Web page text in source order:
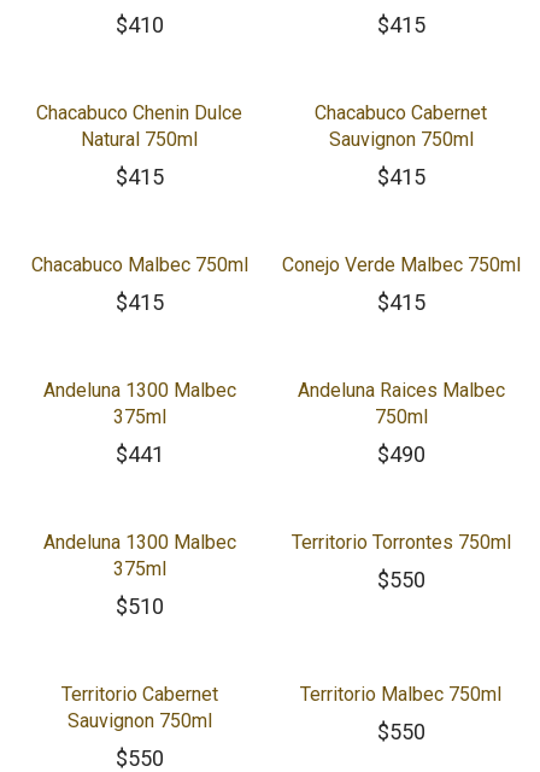
$410 $415
Chacabuco Chenin Dulce
Natural 750ml
$415
Chacabuco Cabernet
Sauvignon 750ml
$415
Chacabuco Malbec 750ml
$415
Conejo Verde Malbec 750ml
$415
Andeluna 1300 Malbec
375ml
$441
Andeluna Raices Malbec
750ml
$490
Andeluna 1300 Malbec
375ml
$510
Territorio Torrontes 750ml
$550
Territorio Cabernet
Sauvignon 750ml
$550
Territorio Malbec 750ml
$550